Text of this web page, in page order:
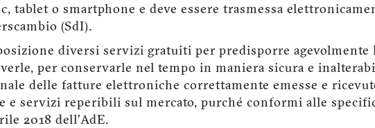
tablet o smartphone e deve essere trasmessa
(SdI).
diversi servizi gratuiti per predisporre agevolmente
per conservarle nel tempo in maniera sicura e
delle fatture elettroniche correttamente emesse e
e servizi reperibili sul mercato, purché conformi alle
2018 dell’AdE.